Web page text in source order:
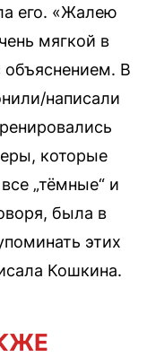
его. «Жалею
мягкой в
объяснением. В
написали
которые
„тёмные“ и
была в
этих
Кошкина.